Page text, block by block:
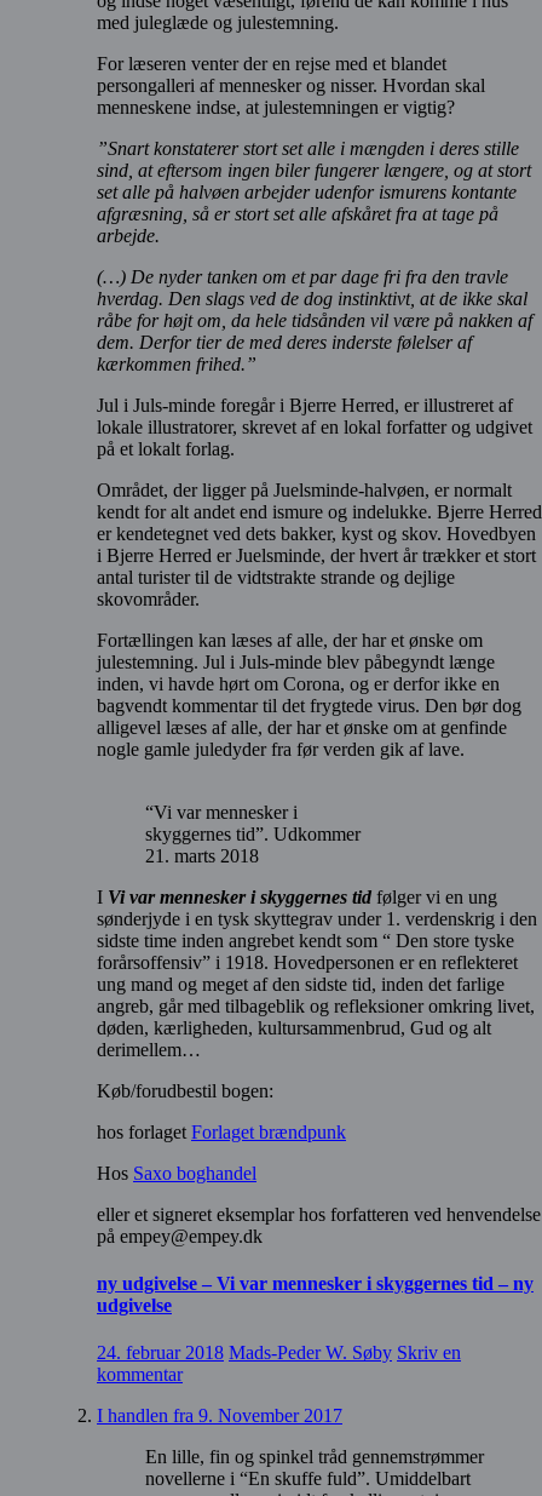
med juleglæde og julestemning.
For læseren venter der en rejse med et blandet
persongalleri af mennesker og nisser. Hvordan skal
menneskene indse, at julestemningen er vigtig?
”Snart konstaterer stort set alle i mængden i deres stille
sind, at eftersom ingen biler fungerer længere, og at stort
set alle på halvøen arbejder udenfor ismurens kontante
afgræsning, så er stort set alle afskåret fra at tage på
arbejde.
(…) De nyder tanken om et par dage fri fra den travle
hverdag. Den slags ved de dog instinktivt, at de ikke skal
råbe for højt om, da hele tidsånden vil være på nakken af
dem. Derfor tier de med deres inderste følelser af
kærkommen frihed.”
Jul i Juls-minde foregår i Bjerre Herred, er illustreret af
lokale illustratorer, skrevet af en lokal forfatter og udgivet
på et lokalt forlag.
Området, der ligger på Juelsminde-halvøen, er normalt
kendt for alt andet end ismure og indelukke. Bjerre Herred
er kendetegnet ved dets bakker, kyst og skov. Hovedbyen
i Bjerre Herred er Juelsminde, der hvert år trækker et stort
antal turister til de vidtstrakte strande og dejlige
skovområder.
Fortællingen kan læses af alle, der har et ønske om
julestemning. Jul i Juls-minde blev påbegyndt længe
inden, vi havde hørt om Corona, og er derfor ikke en
bagvendt kommentar til det frygtede virus. Den bør dog
alligevel læses af alle, der har et ønske om at genfinde
nogle gamle juledyder fra før verden gik af lave.
“Vi var mennesker i
skyggernes tid”. Udkommer
21. marts 2018
I Vi var mennesker i skyggernes tid følger vi en ung
sønderjyde i en tysk skyttegrav under 1. verdenskrig i den
sidste time inden angrebet kendt som “ Den store tyske
forårsoffensiv” i 1918. Hovedpersonen er en reflekteret
ung mand og meget af den sidste tid, inden det farlige
angreb, går med tilbageblik og refleksioner omkring livet,
døden, kærligheden, kultursammenbrud, Gud og alt
derimellem…
Køb/forudbestil bogen:
hos forlaget Forlaget brændpunk
Hos Saxo boghandel
eller et signeret eksemplar hos forfatteren ved henvendelse
på empey@empey.dk
ny udgivelse – Vi var mennesker i skyggernes tid – ny
udgivelse
24. februar 2018 Mads-Peder W. Søby Skriv en
kommentar
I handlen fra 9. November 2017
En lille, fin og spinkel tråd gennemstrømmer
novellerne i “En skuffe fuld”. Umiddelbart